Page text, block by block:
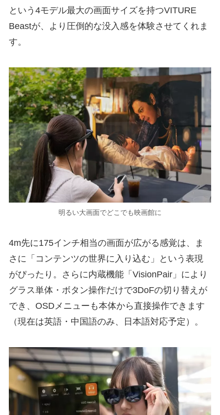
という4モデル最大の画面サイズを持つVITURE
Beastが、より圧倒的な没入感を体験させてくれま
す。
明るい大画面でどこでも映画館に
4m先に175インチ相当の画面が広がる感覚は、ま
さに「コンテンツの世界に入り込む」という表現
がぴったり。さらに内蔵機能「VisionPair」により
グラス単体・ボタン操作だけで3DoFの切り替えが
でき、OSDメニューも本体から直接操作できます
（現在は英語・中国語のみ、日本語対応予定）。